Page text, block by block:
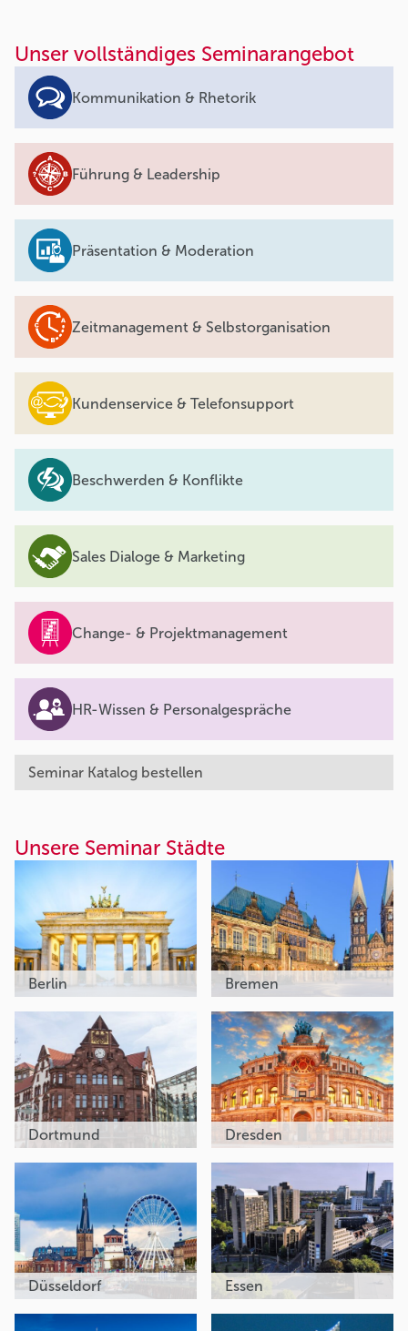
Unser vollständiges Seminarangebot
Kommunikation & Rhetorik
Führung & Leadership
Präsentation & Moderation
Zeitmanagement & Selbstorganisation
Kundenservice & Telefonsupport
Beschwerden & Konflikte
Sales Dialoge & Marketing
Change- & Projektmanagement
HR-Wissen & Personalgespräche
Seminar Katalog bestellen
Unsere Seminar Städte
Berlin Bremen
Dortmund Dresden
Düsseldorf Essen